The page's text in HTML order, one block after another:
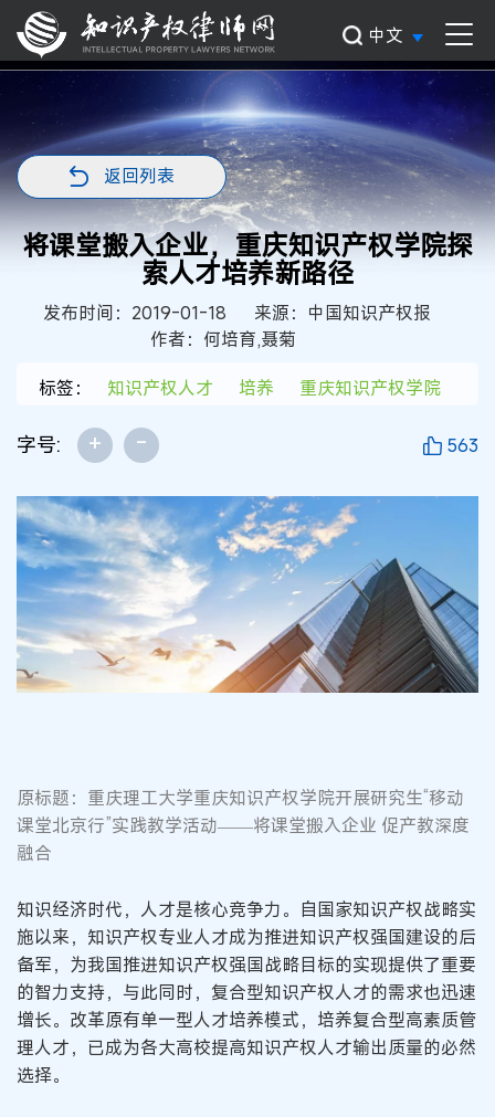
中文
返回列表
将课堂搬入企业，重庆知识产权学院探
索人才培养新路径
发布时间：2019-01-18
来源：中国知识产权报
作者：何培育,聂菊
标签：
知识产权人才 培养 重庆知识产权学院
字号: + - 563
原标题：重庆理工大学重庆知识产权学院开展研究生“移动
课堂北京行”实践教学活动——将课堂搬入企业 促产教深度
融合
知识经济时代，人才是核心竞争力。自国家知识产权战略实
施以来，知识产权专业人才成为推进知识产权强国建设的后
备军，为我国推进知识产权强国战略目标的实现提供了重要
的智力支持，与此同时，复合型知识产权人才的需求也迅速
增长。改革原有单一型人才培养模式，培养复合型高素质管
理人才，已成为各大高校提高知识产权人才输出质量的必然
选择。